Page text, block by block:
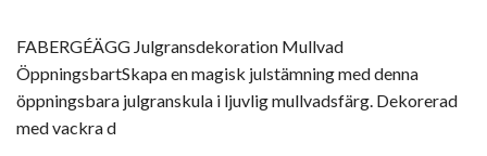
FABERGÉÄGG Julgransdekoration Mullvad
ÖppningsbartSkapa en magisk julstämning med denna
öppningsbara julgranskula i ljuvlig mullvadsfärg. Dekorerad
med vackra d